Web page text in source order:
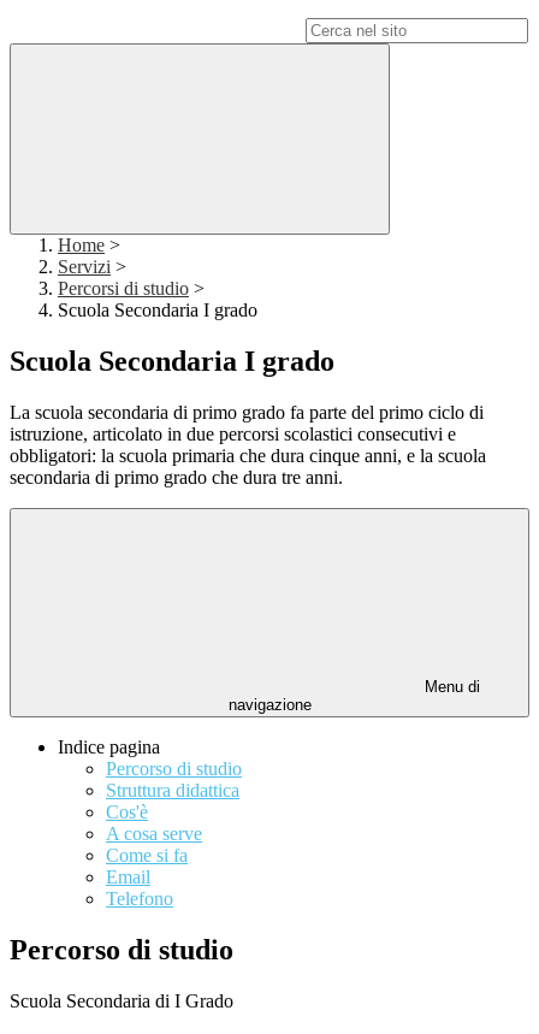
Home >
Servizi >
Percorsi di studio >
Scuola Secondaria I grado
Scuola Secondaria I grado
La scuola secondaria di primo grado fa parte del primo ciclo di
istruzione, articolato in due percorsi scolastici consecutivi e
obbligatori: la scuola primaria che dura cinque anni, e la scuola
secondaria di primo grado che dura tre anni.
Menu di
navigazione
Indice pagina
Percorso di studio
Struttura didattica
Cos'è
A cosa serve
Come si fa
Email
Telefono
Percorso di studio
Scuola Secondaria di I Grado